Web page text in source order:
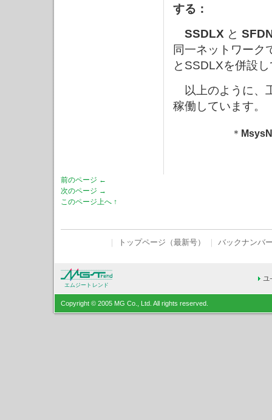
する：
SSDLX と
同一ネットワーク
とSSDLXを併設
以上のように、
稼働しています。
＊
前のページ ←
次のページ →
このページ上へ ↑
トップページ（最新号） バックナンバ
エムジートレンド
Copyright © 2005 MG Co., Ltd. All rights reserved.